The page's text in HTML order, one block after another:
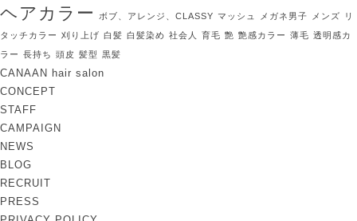
ヘアカラー ボブ、アレンジ、CLASSY マッシュ メガネ男子 メンズ
リ
タッチカラー 刈り上げ 白髪 白髪染め 社会人 育毛 艶 艶感カラー 薄毛 透明感カ
ラー 長持ち 頭皮 髪型 黒髪
CANAAN hair salon
CONCEPT
STAFF
CAMPAIGN
NEWS
BLOG
RECRUIT
PRESS